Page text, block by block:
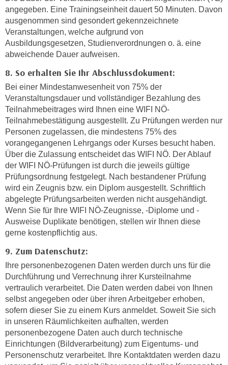
angegeben. Eine Trainingseinheit dauert 50 Minuten. Davon
ausgenommen sind gesondert gekennzeichnete
Veranstaltungen, welche aufgrund von
Ausbildungsgesetzen, Studienverordnungen o. ä. eine
abweichende Dauer aufweisen.
8. So erhalten Sie Ihr Abschlussdokument:
Bei einer Mindestanwesenheit von 75% der
Veranstaltungsdauer und vollständiger Bezahlung des
Teilnahmebeitrages wird Ihnen eine WIFI NÖ-
Teilnahmebestätigung ausgestellt. Zu Prüfungen werden nur
Personen zugelassen, die mindestens 75% des
vorangegangenen Lehrgangs oder Kurses besucht haben.
Über die Zulassung entscheidet das WIFI NÖ. Der Ablauf
der WIFI NÖ-Prüfungen ist durch die jeweils gültige
Prüfungsordnung festgelegt. Nach bestandener Prüfung
wird ein Zeugnis bzw. ein Diplom ausgestellt. Schriftlich
abgelegte Prüfungsarbeiten werden nicht ausgehändigt.
Wenn Sie für Ihre WIFI NÖ-Zeugnisse, -Diplome und -
Ausweise Duplikate benötigen, stellen wir Ihnen diese
gerne kostenpflichtig aus.
9. Zum Datenschutz:
Ihre personenbezogenen Daten werden durch uns für die
Durchführung und Verrechnung ihrer Kursteilnahme
vertraulich verarbeitet. Die Daten werden dabei von Ihnen
selbst angegeben oder über ihren Arbeitgeber erhoben,
sofern dieser Sie zu einem Kurs anmeldet. Soweit Sie sich
in unseren Räumlichkeiten aufhalten, werden
personenbezogene Daten auch durch technische
Einrichtungen (Bildverarbeitung) zum Eigentums- und
Personenschutz verarbeitet. Ihre Kontaktdaten werden dazu
d
e
n
w
r
z
i
e
o
r
i
e
i
e
r
e
C
o
o
i
e
s
z
n
E
U
-
U
S
u
n
t
e
r
w
o
r
f
e
n
a
b
e
n
.
W
e
n
n
S